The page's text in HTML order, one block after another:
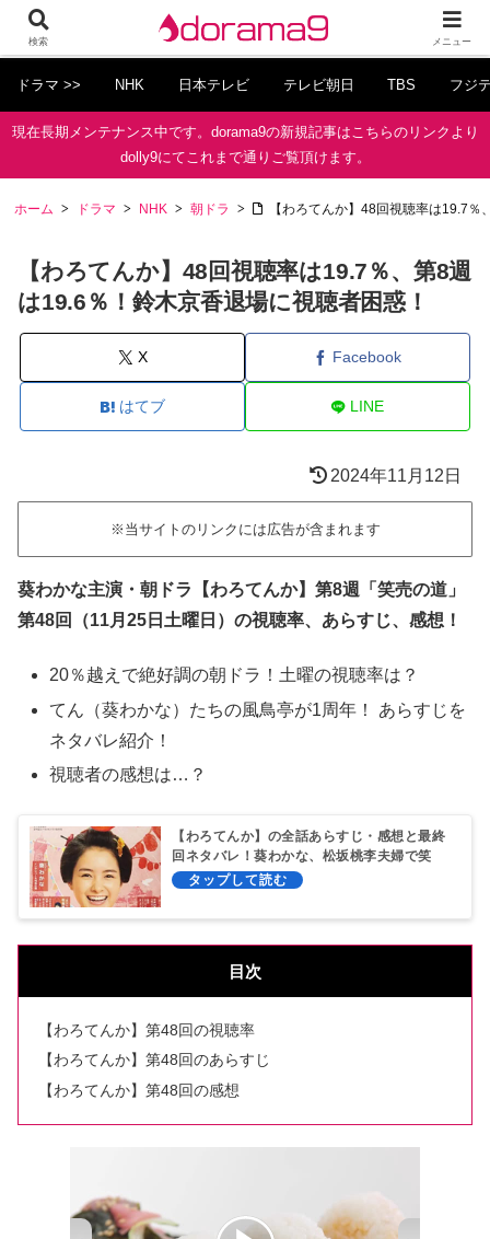
ドラマ >> NHK 日本テレビ テレビ朝日 TBS フジ
現在長期メンテナンス中です。dorama9の新規記事はこちらのリンクより
dolly9にてこれまで通りご覧頂けます。
ホーム ドラマ NHK 朝ドラ 【わろてんか】48回視聴率は19.7
【わろてんか】48回視聴率は19.7％、第8週
は19.6％！鈴木京香退場に視聴者困惑！
X Facebook
はてブ LINE
2024年11月12日
※当サイトのリンクには広告が含まれます
葵わかな主演・朝ドラ【わろてんか】第8週「笑売の道」
第48回（11月25日土曜日）の視聴率、あらすじ、感想！
20％越えで絶好調の朝ドラ！土曜の視聴率は？
てん（葵わかな）たちの風鳥亭が1周年！ あらすじを
ネタバレ紹介！
視聴者の感想は…？
【わろてんか】の全話あらすじ・感想と最終
回ネタバレ！葵わかな、松坂桃李夫婦で笑
活！
目次
【わろてんか】第48回の視聴率
【わろてんか】第48回のあらすじ
【わろてんか】第48回の感想
検索 メニュー